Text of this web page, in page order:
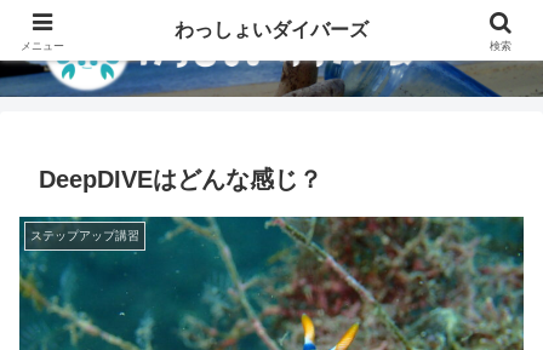
DeepDIVEはどんな感じ？
ステップアップ講習
メニュー
わっしょいダイバーズ
検索